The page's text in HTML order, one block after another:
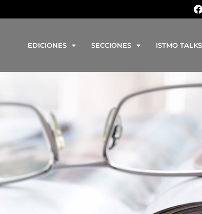
EDICIONES SECCIONES ISTMO TALKS